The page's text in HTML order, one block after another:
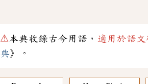
⚠本典收錄古今用語， 適用於語
典》。